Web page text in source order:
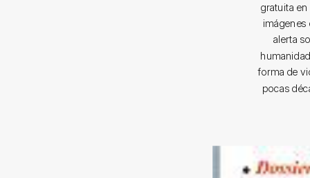
gratuita
imágenes
alerta
forma de
pocas